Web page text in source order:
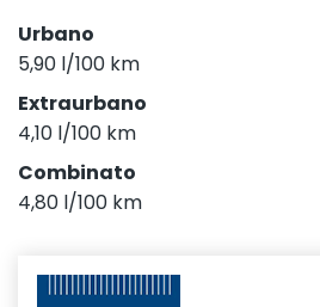
Urbano
5,90 l/100 km
Extraurbano
4,10 l/100 km
Combinato
4,80 l/100 km